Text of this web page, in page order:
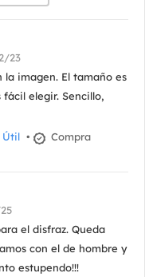
23
la imagen. El tamaño es
elegir. Sencillo,
Útil •
Compra
el disfraz. Queda
con el de hombre y
estupendo!!!